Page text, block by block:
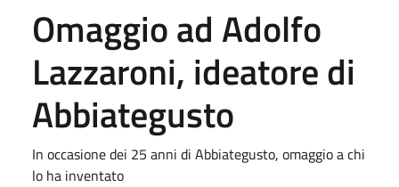
Omaggio ad Adolfo
Lazzaroni, ideatore di
Abbiategusto
In occasione dei 25 anni di Abbiategusto, omaggio a chi
lo ha inventato